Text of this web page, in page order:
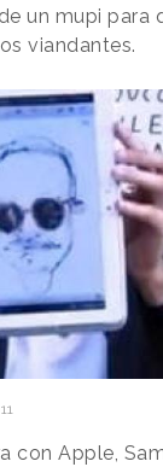
un mupi para
viandantes.
con Apple,